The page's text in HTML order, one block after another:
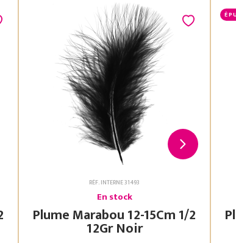
RÉF. INTERNE 31493
En stock
Plume Marabou 12-15Cm 1/2
12Gr Noir